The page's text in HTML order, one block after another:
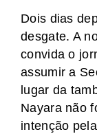
Dois dias
desgate. A
convida o
assumir a
lugar da
Nayara não
intenção